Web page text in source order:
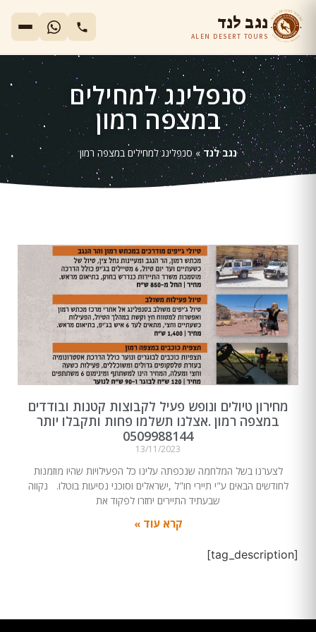
נגב לנד
ALEN DESERT TOURS
סנפלינג למחילים
במצפה רמון
נגב לנד» סנפלינג למחילים במצפה רמון
מחירון טיולים ונופש פעיל לקבוצות קטנות ובודדים
במצפה רמון .אצלנו תשלמו פחות ותקבלו יותר
0509988144
13/11/2023
לצערנו בשל המלחמה שנכפתה עלינו כל הפעילויות שהיו מוזמנות
לחודשים הבאים ע"י תיירי חו"ל ,ישראלים וסוכני נסיעות בוטלו. נקווה
שבעתיד התיירים יחזרו לפקוד את
קרא עוד »
[tag_description]